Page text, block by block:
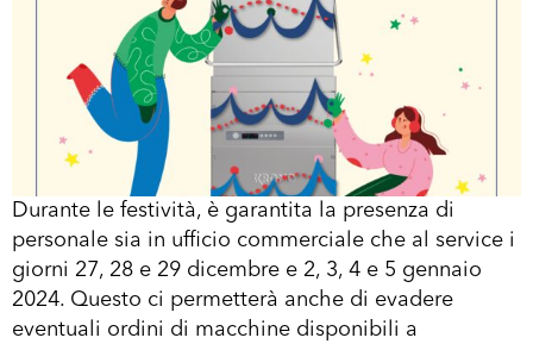
Durante le festività, è garantita la presenza di
personale sia in ufficio commerciale che al service i
giorni 27, 28 e 29 dicembre e 2, 3, 4 e 5 gennaio
2024. Questo ci permetterà anche di evadere
eventuali ordini di macchine disponibili a